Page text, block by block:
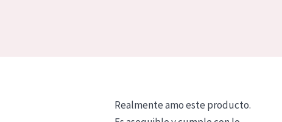
Realmente amo este producto.